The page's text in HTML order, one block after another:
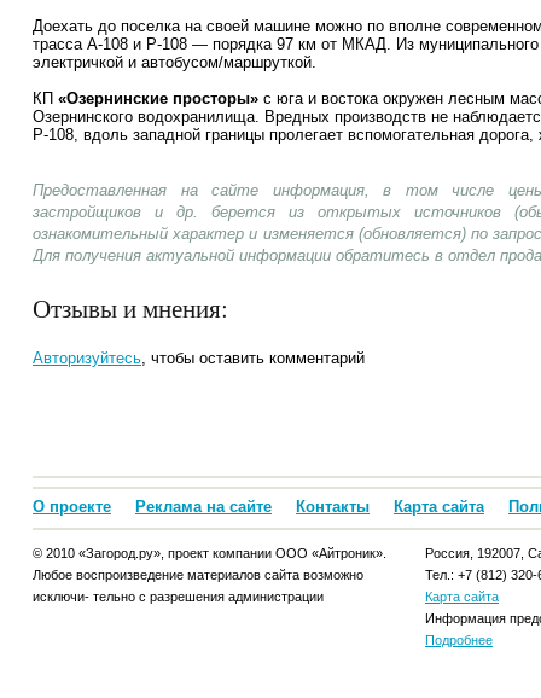
Доехать до поселка на своей машине можно по вполне
трасса А-108 и Р-108 — порядка 97 км от МКАД. Из муниципального
электричкой и автобусом/маршруткой.
КП «Озернинские просторы» с юга и востока окружен лесным
Озернинского водохранилища. Вредных производств не
Р-108, вдоль западной границы пролегает вспомогательная
Предоставленная на сайте информация, в том числе
застройщиков и др. берется из открытых источников
ознакомительный характер и изменяется (обновляется) по
Для получения актуальной информации обратитесь в отдел
Отзывы и мнения:
Авторизуйтесь, чтобы оставить комментарий
О проекте Реклама на сайте Контакты Карта сайта
© 2010 «Загород.ру», проект компании ООО «Айтроник».
Любое воспроизведение материалов сайта возможно
исключи- тельно с разрешения администрации
Россия, 192007,
Тел.: +7 (812) 320-
Карта сайта
Информация
Подробнее